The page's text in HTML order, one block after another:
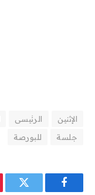
الإثنين الرئيسى
جلسة
للبورصة
فيسبوك تويتر